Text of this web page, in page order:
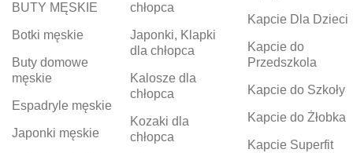
BUTY MĘSKIE
Botki męskie
Buty domowe
męskie
Espadryle męskie
Japonki męskie
chłopca
Japonki, Klapki
dla chłopca
Kalosze dla
chłopca
Kozaki dla
chłopca
Kapcie Dla Dzieci
Kapcie do
Przedszkola
Kapcie do Szkoły
Kapcie do Żłobka
Kapcie Superfit